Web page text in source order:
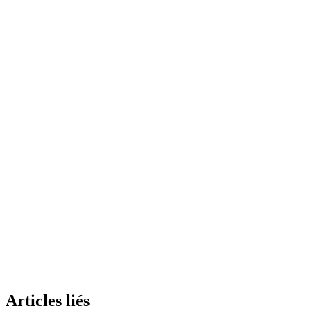
Articles liés